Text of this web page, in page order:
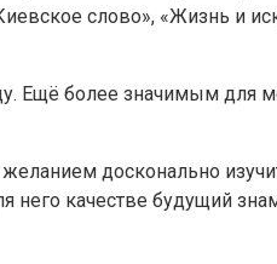
слово», «Жизнь и
более значимым для
досконально
качестве будущий